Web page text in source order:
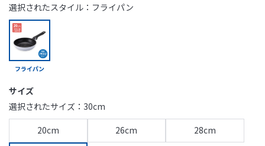
フライパン
選択されたスタイル：フライパン
サイズ
20cm 26cm
28cm
選択されたサイズ：30cm